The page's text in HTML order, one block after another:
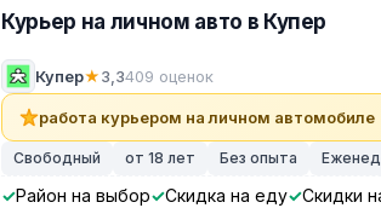
Курьер на личном авто в Купер
Купер★3,3409 оценок
работа курьером на личном автомобиле
Свободный от 18 лет Без опыта
Район на выбор Скидка на еду Скидки